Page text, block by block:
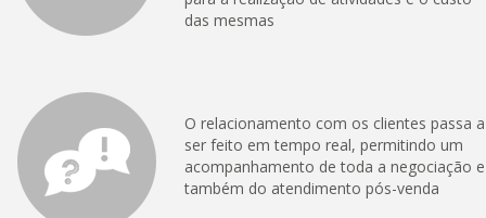
das mesmas
O relacionamento com os clientes passa a
ser feito em tempo real, permitindo um
acompanhamento de toda a negociação e
também do atendimento pós-venda